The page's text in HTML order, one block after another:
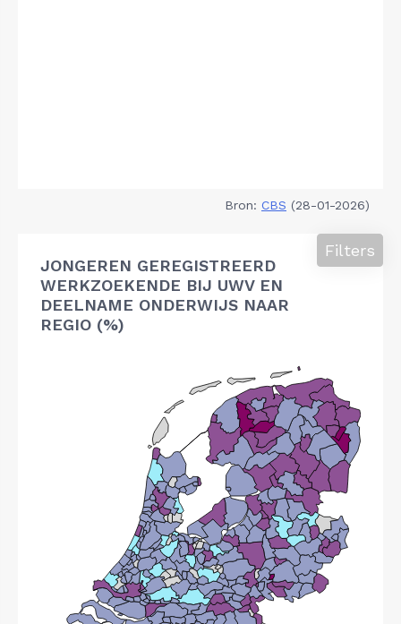
Bron: CBS (28-01-2026)
JONGEREN GEREGISTREERD
WERKZOEKENDE BIJ UWV EN
DEELNAME ONDERWIJS NAAR
REGIO (%)
Filters